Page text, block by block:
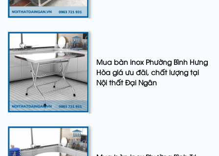
Mua bàn inox Phường Bình Hưng
Hòa giá ưu đãi, chất lượng tại
Nội thất Đại Ngân